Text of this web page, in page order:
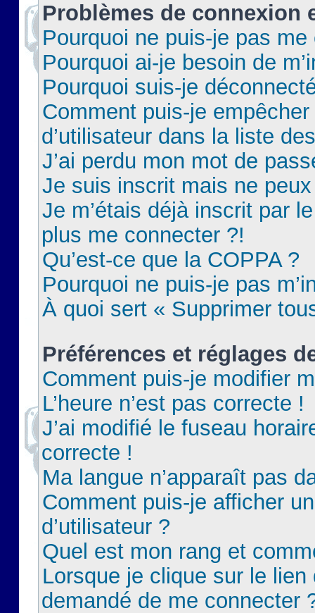
Problèmes de connexion
Pourquoi ne puis-je pas
Pourquoi ai-je besoin de
Pourquoi suis-je
Comment puis-je
d’utilisateur dans la liste
J’ai perdu mon mot de
Je suis inscrit mais ne
Je m’étais déjà inscrit par
plus me connecter ?!
Qu’est-ce que la COPPA ?
Pourquoi ne puis-je pas
À quoi sert « Supprimer
Préférences et réglages
Comment puis-je modifier
L’heure n’est pas correcte !
J’ai modifié le fuseau
correcte !
Ma langue n’apparaît pas
Comment puis-je afficher
d’utilisateur ?
Quel est mon rang et
Lorsque je clique sur le lien
demandé de me connecter